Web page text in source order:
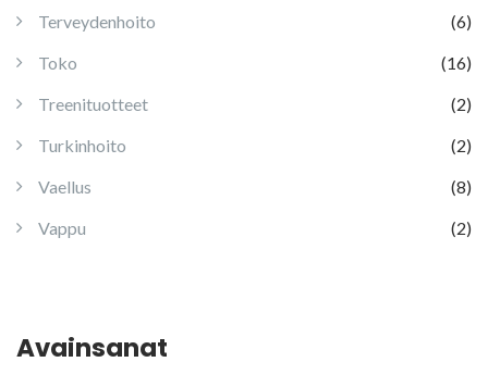
Terveydenhoito
(6)
Toko
(16)
Treenituotteet
(2)
Turkinhoito
(2)
Vaellus
(8)
Vappu
(2)
Avainsanat